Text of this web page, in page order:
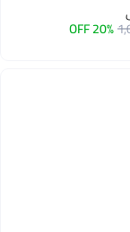
20% OFF